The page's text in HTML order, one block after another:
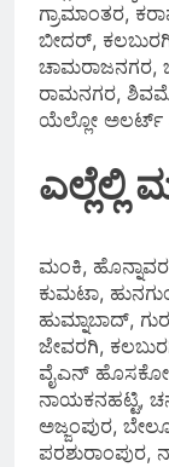
ಗ್ರಾಮಾಂತರ,
ಬೀದರ್,
ಚಾಮರಾಜನಗರ,
ರಾಮನಗರ,
ಯೆಲ್ಲೋ ಅಲರ್ಟ್
ಮಂಕಿ,
ಕುಮಟಾ,
ಹುಮ್ನಾಬಾದ್,
ಜೇವರಗಿ,
ವೈಎನ್
ನಾಯಕನಹಟ್ಟಿ,
ಅಜ್ಜಂಪುರ,
ಪರಶುರಾಂಪುರ,